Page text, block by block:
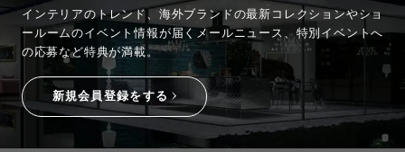
インテリアのトレンド、海外ブランドの最新コレクションやショ
ールームのイベント情報が 届くメールニュース、特別イベントへ
の応募など特典が満載。
新規会員登録をする